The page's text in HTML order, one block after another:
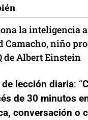
la inteligencia
Camacho, niño
de Albert Einstein
de lección diaria: “
de 30 minutos
conversación o